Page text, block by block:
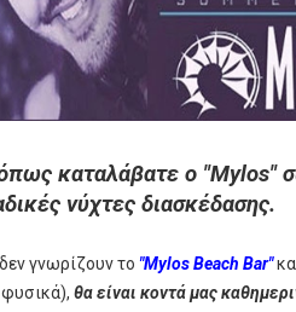
καταλάβατε ο "Mylos"
νύχτες διασκέδασης.
γνωρίζουν το "Mylos Beach Bar"
φυσικά), θα είναι κοντά μας